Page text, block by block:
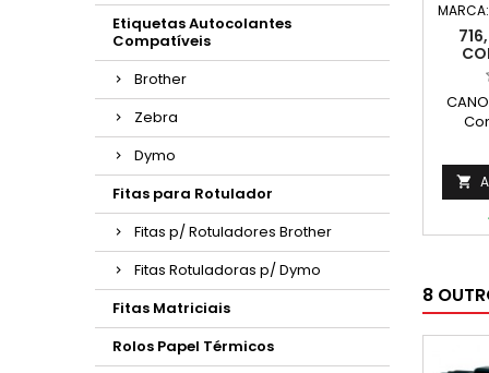
Etiquetas Autocolantes
Compatíveis
Brother
Zebra
Dymo
Fitas para Rotulador
Fitas p/ Rotuladores Brother
Fitas Rotuladoras p/ Dymo
Fitas Matriciais
Rolos Papel Térmicos
MARCA:

8